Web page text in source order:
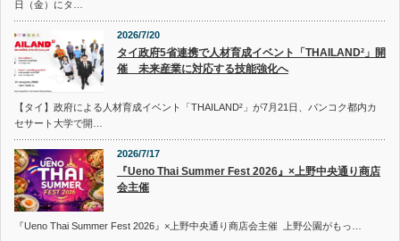
日（金）にタ…
2026/7/20
タイ政府5省連携で人材育成イベント「THAILAND²」開
催 未来産業に対応する技能強化へ
【タイ】政府による人材育成イベント「THAILAND²」が7月21日、バンコク都内カ
セサート大学で開…
2026/7/17
『Ueno Thai Summer Fest 2026』×上野中央通り商店
会主催
『Ueno Thai Summer Fest 2026』×上野中央通り商店会主催 上野公園がもっ…